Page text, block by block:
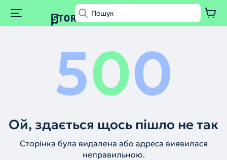
500
Ой, здається щось пішло не так
Сторінка була видалена або адреса виявилася
неправильною.